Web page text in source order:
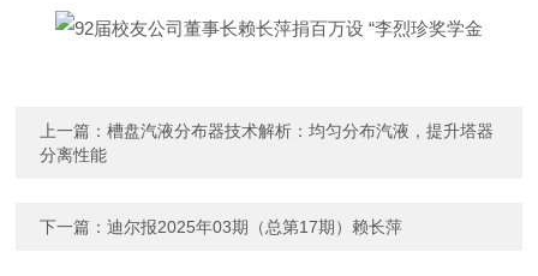
上一篇：槽盘汽液分布器技术解析：均匀分布汽液，提升塔器
分离性能
下一篇：迪尔报2025年03期（总第17期）赖长萍